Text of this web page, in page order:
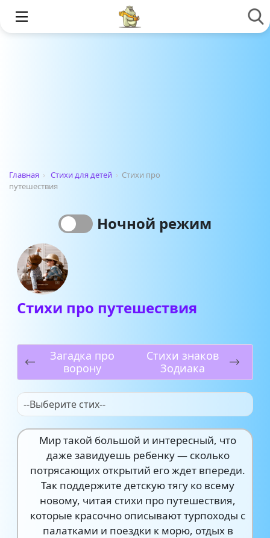
Главная › Стихи для детей › Стихи про
путешествия
Ночной режим
Стихи про путешествия
Загадка про
ворону
Стихи знаков
Зодиака
--Выберите стих--
Мир такой большой и интересный, что
даже завидуешь ребенку — сколько
потрясающих открытий его ждет впереди.
Так поддержите детскую тягу ко всему
новому, читая стихи про путешествия,
которые красочно описывают турпоходы с
палатками и поездки к морю, отдых в